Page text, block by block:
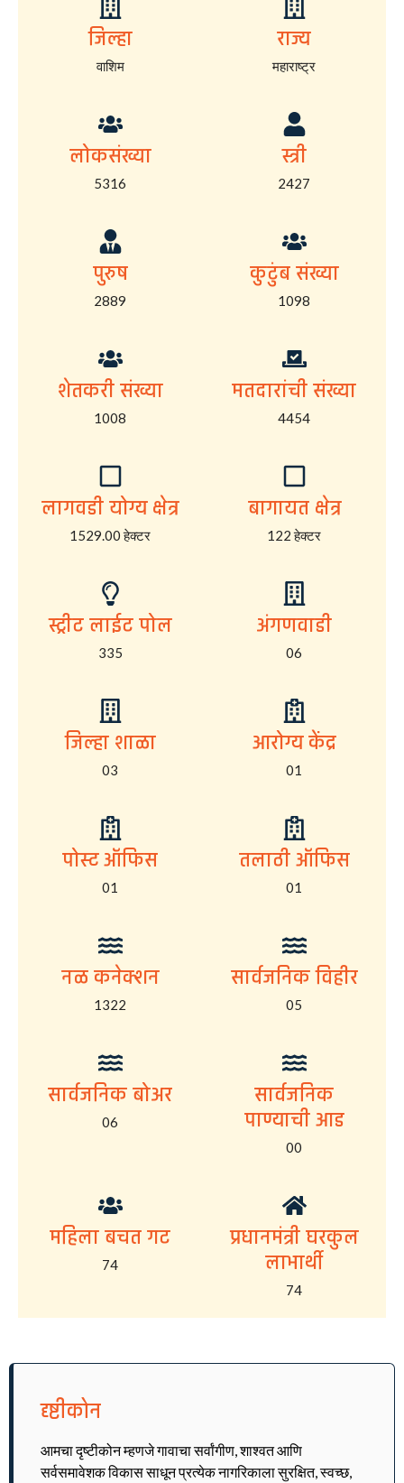
जिल्हा
वाशिम
राज्य
महाराष्ट्र
लोकसंख्या
5316
स्त्री
2427
पुरुष
2889
कुटुंब संख्या
1098
शेतकरी संख्या
1008
मतदारांची संख्या
4454
लागवडी योग्य क्षेत्र
1529.00 हेक्टर
बागायत क्षेत्र
122 हेक्टर
स्ट्रीट लाईट पोल
335
अंगणवाडी
06
जिल्हा शाळा
03
आरोग्य केंद्र
01
पोस्ट ऑफिस
01
तलाठी ऑफिस
01
नळ कनेक्शन
1322
सार्वजनिक विहीर
05
सार्वजनिक बोअर
06
सार्वजनिक
पाण्याची आड
00
महिला बचत गट
74
प्रधानमंत्री घरकुल
लाभार्थी
74
दृष्टीकोन
आमचा दृष्टीकोन म्हणजे गावाचा सर्वांगीण, शाश्वत आणि
सर्वसमावेशक विकास साधून प्रत्येक नागरिकाला सुरक्षित, स्वच्छ,